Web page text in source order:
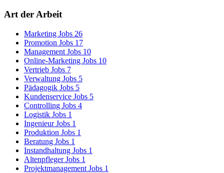
Art der Arbeit
Marketing Jobs 26
Promotion Jobs 17
Management Jobs 10
Online-Marketing Jobs 10
Vertrieb Jobs 7
Verwaltung Jobs 5
Pädagogik Jobs 5
Kundenservice Jobs 5
Controlling Jobs 4
Logistik Jobs 1
Ingenieur Jobs 1
Produktion Jobs 1
Beratung Jobs 1
Instandhaltung Jobs 1
Altenpfleger Jobs 1
Projektmanagement Jobs 1